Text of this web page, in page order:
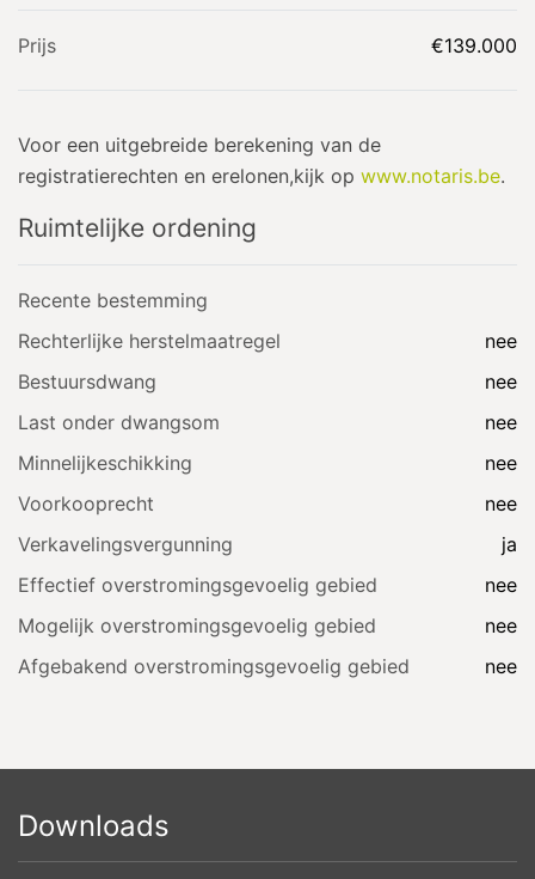
Prijs €139.000
Voor een uitgebreide berekening van de
registratierechten en erelonen,kijk op www.notaris.be.
Ruimtelijke ordening
Recente bestemming
Rechterlijke herstelmaatregel
nee
Bestuursdwang
nee
Last onder dwangsom
nee
Minnelijkeschikking
nee
Voorkooprecht
nee
Verkavelingsvergunning
ja
Effectief overstromingsgevoelig gebied
nee
Mogelijk overstromingsgevoelig gebied
nee
Afgebakend overstromingsgevoelig gebied
nee
Downloads